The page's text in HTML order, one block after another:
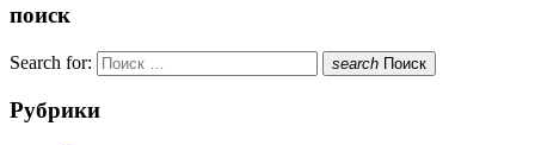
поиск
Search for: search Поиск
Рубрики